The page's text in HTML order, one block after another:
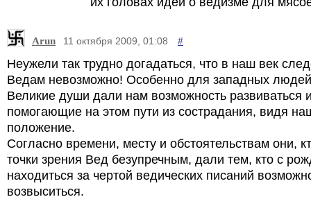
Arun 11 октября 2009, 01:08 #
Неужели так трудно догадаться, что в наш век
Ведам невозможно! Особенно для западных
Великие души дали нам возможность развиваться
помогающие на этом пути из сострадания, видя
положение.
Согласно времени, месту и обстоятельствам они,
точки зрения Вед безупречным, дали тем, кто с
находиться за чертой ведических писаний
возвыситься.